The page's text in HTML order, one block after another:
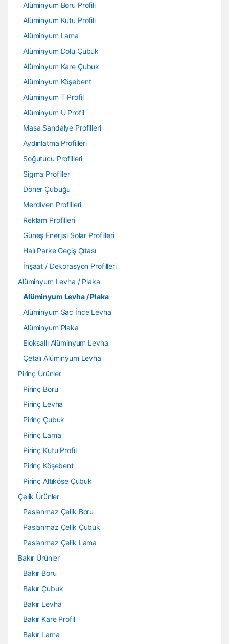
Alüminyum Boru Profili
Alüminyum Kutu Profili
Alüminyum Lama
Alüminyum Dolu Çubuk
Alüminyum Kare Çubuk
Alüminyum Köşebent
Alüminyum T Profil
Alüminyum U Profil
Masa Sandalye Profilleri
Aydınlatma Profilleri
Soğutucu Profilleri
Sigma Profiller
Döner Çubuğu
Merdiven Profilleri
Reklam Profilleri
Güneş Enerjisi Solar Profilleri
Halı Parke Geçiş Çıtası
İnşaat / Dekorasyon Profilleri
Alüminyum Levha / Plaka
Alüminyum Levha / Plaka
Alüminyum Sac İnce Levha
Alüminyum Plaka
Eloksallı Alüminyum Levha
Çetalı Alüminyum Levha
Pirinç Ürünler
Pirinç Boru
Pirinç Levha
Pirinç Çubuk
Pirinç Lama
Pirinç Kutu Profil
Pirinç Köşebent
Pirinç Altıköşe Çubuk
Çelik Ürünler
Paslanmaz Çelik Boru
Paslanmaz Çelik Çubuk
Paslanmaz Çelik Lama
Bakır Ürünler
Bakır Boru
Bakır Çubuk
Bakır Levha
Bakır Kare Profil
Bakır Lama